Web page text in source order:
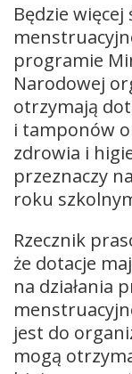
Będzie
programie
Narodowej
otrzymają
i tamponów
zdrowia i
przeznaczy
roku
Rzecznik
że dotacje
na działania
jest do
mogą